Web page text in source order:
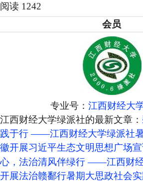
阅读 1242
会员
专业号： 江西财经大
江西财经大学绿派社的最新文章：
践于行 ——江西财经大学绿派社
徽开展习近平生态文明思想广场
心，法治清风伴绿行 ——江西财
开展法治赣鄱行暑期大思政社会